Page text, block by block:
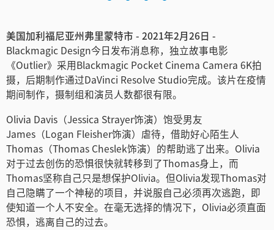
中国香港
India
Italy
Korea
Mexico
Malaysia
Netherlands
美国加利福尼亚州弗里蒙特市 - 2021年2月26日 -
Blackmagic Design今日发布消息称，独立故事电影
《Outlier》采用Blackmagic Pocket Cinema Camera 6K拍
摄，后期制作通过DaVinci Resolve Studio完成。该片在疫情
期间制作，摄制组和演员人数都很有限。
Olivia Davis（Jessica Strayer饰演）饱受男友
James（Logan Fleisher饰演）虐待，借助好心陌生人
Thomas（Thomas Cheslek饰演）的帮助逃了出来。Olivia
对于过去创伤的恐惧很快就转移到了Thomas身上，而
Thomas坚称自己只是想保护Olivia。但Olivia发现Thomas对
自己隐瞒了一个神秘的项目，并说服自己必须再次逃跑，即
使知道一个人不安全。在毫无选择的情况下，Olivia必须直面
恐惧，逃离自己的过去。